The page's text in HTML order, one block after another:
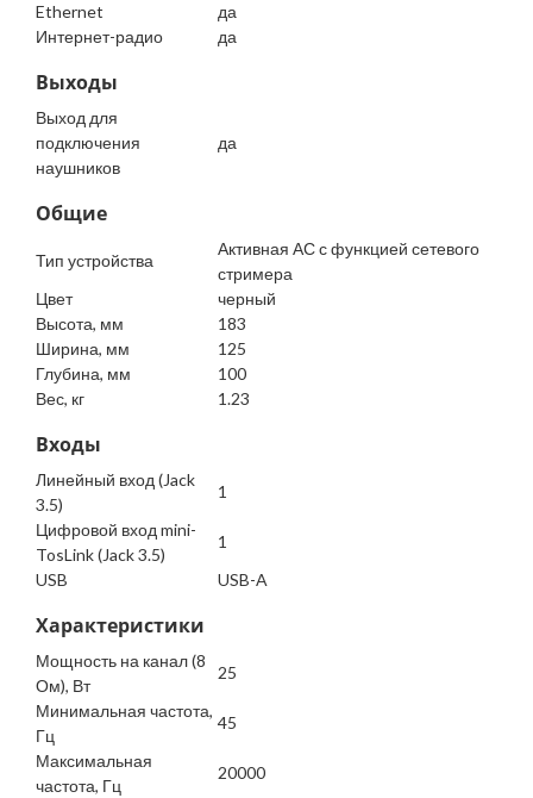
Ethernet
да
Интернет-радио
да
Выходы
Выход для
подключения
наушников
да
Общие
Тип устройства
Активная АС с функцией сетевого
стримера
Цвет
черный
Высота, мм
183
Ширина, мм
125
Глубина, мм
100
Вес, кг
1.23
Входы
Линейный вход (Jack
3.5)
1
Цифровой вход mini-
TosLink (Jack 3.5)
1
USB
USB-A
Характеристики
Мощность на канал (8
Ом), Вт
25
Минимальная частота,
Гц
45
Максимальная
частота, Гц
20000